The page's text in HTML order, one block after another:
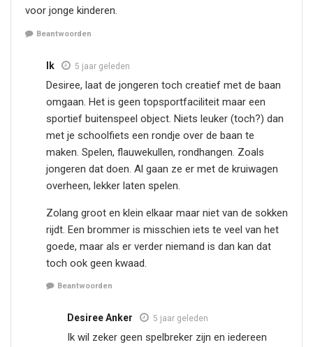
voor jonge kinderen.
Beantwoorden
Ik 5 jaar geleden
Desiree, laat de jongeren toch creatief met de baan
omgaan. Het is geen topsportfaciliteit maar een
sportief buitenspeel object. Niets leuker (toch?) dan
met je schoolfiets een rondje over de baan te
maken. Spelen, flauwekullen, rondhangen. Zoals
jongeren dat doen. Al gaan ze er met de kruiwagen
overheen, lekker laten spelen.
Zolang groot en klein elkaar maar niet van de sokken
rijdt. Een brommer is misschien iets te veel van het
goede, maar als er verder niemand is dan kan dat
toch ook geen kwaad.
Beantwoorden
Desiree Anker 5 jaar geleden
Ik wil zeker geen spelbreker zijn en iedereen